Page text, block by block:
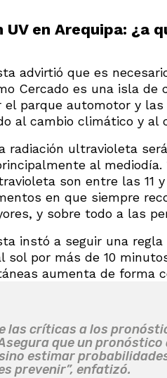
UV en Arequipa: ¿a
advirtió que es
Cercado es una isla
parque automotor y las
al cambio climático y al
radiación ultravioleta
al
son entre las 11
en que siempre
y sobre todo a las
instó a seguir una
sol por más de 10
aumenta de forma
las críticas a los
que un
estimar
prevenir”, enfatizó.